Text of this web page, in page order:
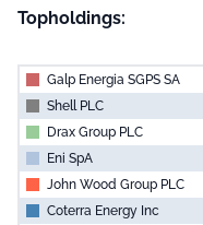
Topholdings:
Galp Energia SGPS SA
Shell PLC
Drax Group PLC
Eni SpA
John Wood Group PLC
Coterra Energy Inc